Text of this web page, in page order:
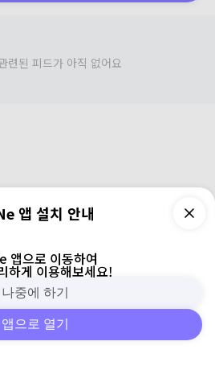
련된 피드가 아직 없어요
검색 로그인
앱 설치 안내
앱으로 이동하여
하게 이용해보세요!
나중에 하기
앱으로 열기